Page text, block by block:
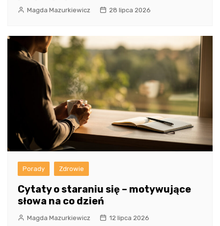
Magda Mazurkiewicz 28 lipca 2026
Porady Zdrowie
Cytaty o staraniu się – motywujące
słowa na co dzień
Magda Mazurkiewicz 12 lipca 2026